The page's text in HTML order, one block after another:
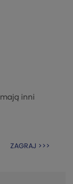
inni
ZAGRAJ >>>